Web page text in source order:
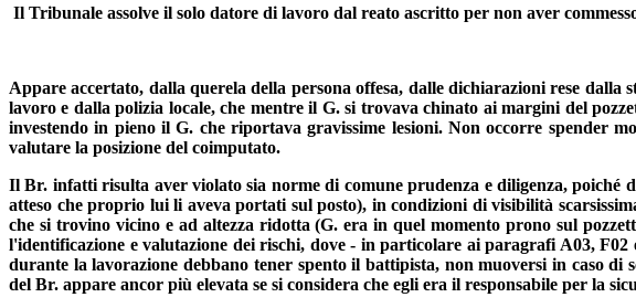
Il Tribunale assolve il solo datore di lavoro dal reato ascritto per non aver
Appare accertato, dalla querela della persona offesa, dalle dichiarazioni rese dalla
lavoro e dalla polizia locale, che mentre il G. si trovava chinato ai margini del
investendo in pieno il G. che riportava gravissime lesioni. Non occorre spender
valutare la posizione del coimputato.
Il Br. infatti risulta aver violato sia norme di comune prudenza e diligenza, poiché
atteso che proprio lui li aveva portati sul posto), in condizioni di visibilità
che si trovino vicino e ad altezza ridotta (G. era in quel momento prono sul
l'identificazione e valutazione dei rischi, dove - in particolare ai paragrafi A03,
durante la lavorazione debbano tener spento il battipista, non muoversi in caso di
del Br. appare ancor più elevata se si considera che egli era il responsabile per la